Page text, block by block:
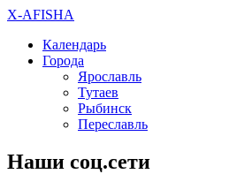
X-AFISHA
Календарь
Города
Ярославль
Тутаев
Рыбинск
Переславль
Наши соц.сети